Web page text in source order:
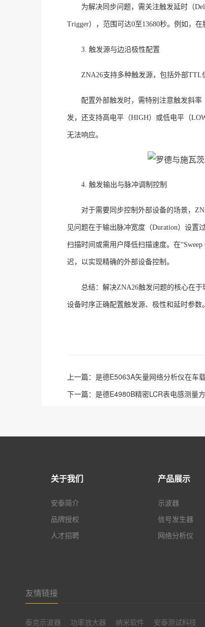
为解决同步问题，需关注触发延时（
Trigger），范围可达0至13680秒。例如，在
3. 触发源与边沿极性配置
ZNA26支持多种触发源，包括外部TTL
配置外部触发时，需特别注意触发斜率
发，还支持高电平（HIGH）或低电平（
无法响应。
4. 触发输出与脉冲调制控制
对于需要同步控制外部设备的场景，
见问题在于输出脉冲宽度（Duration）设置
扫描时间或需用户降低扫描速度。在
迟，以实现精确的外部设备控制 。
总结：解决ZNA26触发问题的核心在于
设备时序正确配置触发源、极性和延时参数
上一篇： 是德E5063A矢量网络分析仪在车
下一篇： 是德E4980B精密LCR表电感测量
关于我们
安泰简介
品牌授权
人才招聘
产品展示
示波器
信号发生器
网络分析仪
友情链接
泰克示波器 功率放大器 纳米软件 安泰测试科技